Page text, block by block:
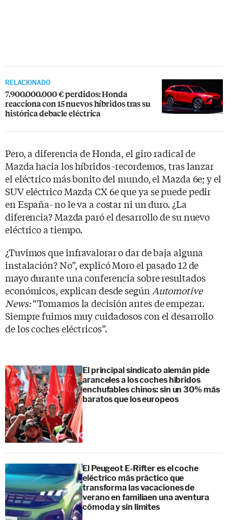
RELACIONADO
7.900.000.000 € perdidos: Honda
reacciona con 15 nuevos híbridos tras su
histórica debacle eléctrica
Pero, a diferencia de Honda, el giro radical de
Mazda hacia los híbridos -recordemos, tras lanzar
el eléctrico más bonito del mundo, el Mazda 6e; y el
SUV eléctrico Mazda CX 6e que ya se puede pedir
en España- no le va a costar ni un duro. ¿La
diferencia? Mazda paró el desarrollo de su nuevo
eléctrico a tiempo.
¿Tuvimos que infravalorar o dar de baja alguna
instalación? No”, explicó Moro el pasado 12 de
mayo durante una conferencia sobre resultados
económicos, explican desde según Automotive
News:“Tomamos la decisión antes de empezar.
Siempre fuimos muy cuidadosos con el desarrollo
de los coches eléctricos”.
El principal sindicato alemán pide
aranceles a los coches híbridos
enchufables chinos: sin un 30% más
baratos que los europeos
El Peugeot E-Rifter es el coche
eléctrico más práctico que
transforma las vacaciones de
verano en familiaen una aventura
cómoda y sin límites